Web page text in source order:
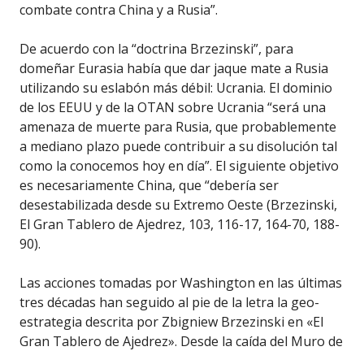
combate contra China y a Rusia”.
De acuerdo con la “doctrina Brzezinski”, para
domeñar Eurasia había que dar jaque mate a Rusia
utilizando su eslabón más débil: Ucrania. El dominio
de los EEUU y de la OTAN sobre Ucrania “será una
amenaza de muerte para Rusia, que probablemente
a mediano plazo puede contribuir a su disolución tal
como la conocemos hoy en día”. El siguiente objetivo
es necesariamente China, que “debería ser
desestabilizada desde su Extremo Oeste (Brzezinski,
El Gran Tablero de Ajedrez, 103, 116-17, 164-70, 188-
90).
Las acciones tomadas por Washington en las últimas
tres décadas han seguido al pie de la letra la geo-
estrategia descrita por Zbigniew Brzezinski en «El
Gran Tablero de Ajedrez». Desde la caída del Muro de